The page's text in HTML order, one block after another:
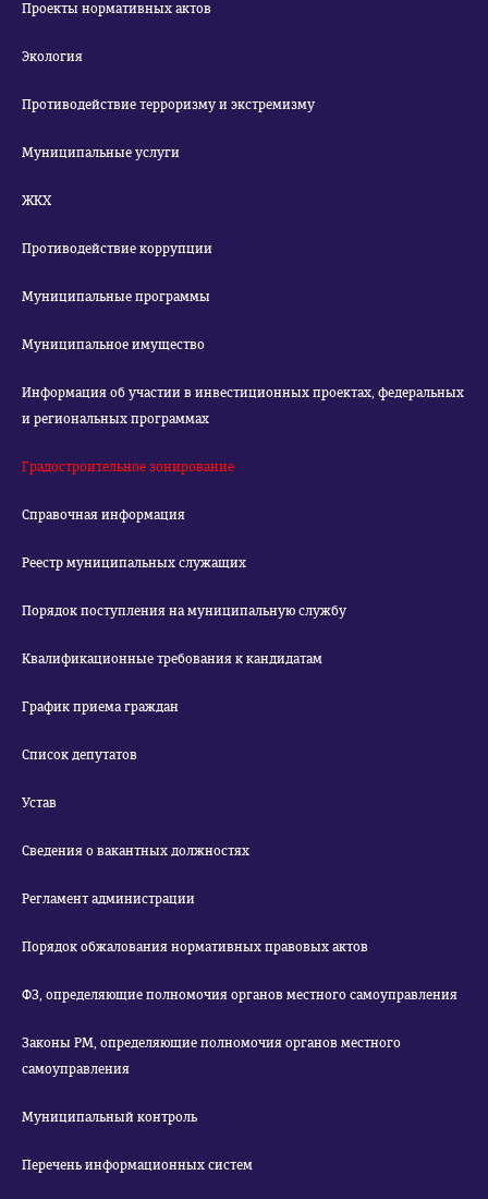
Проекты нормативных актов
Экология
Противодействие терроризму и экстремизму
Муниципальные услуги
ЖКХ
Противодействие коррупции
Муниципальные программы
Муниципальное имущество
Информация об участии в инвестиционных проектах, федеральных
и региональных программах
Градостроительное зонирование
Справочная информация
Реестр муниципальных служащих
Порядок поступления на муниципальную службу
Квалификационные требования к кандидатам
График приема граждан
Список депутатов
Устав
Сведения о вакантных должностях
Регламент администрации
Порядок обжалования нормативных правовых актов
ФЗ, определяющие полномочия органов местного самоуправления
Законы РМ, определяющие полномочия органов местного
самоуправления
Муниципальный контроль
Перечень информационных систем